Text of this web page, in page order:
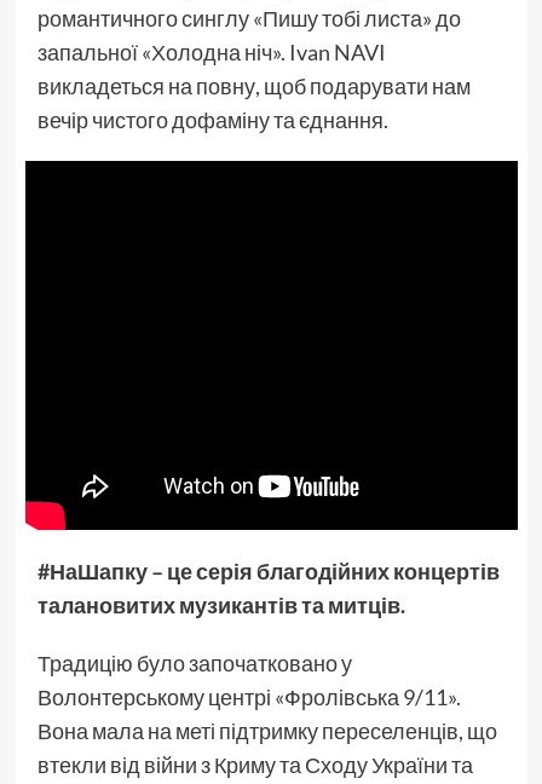
романтичного синглу «Пишу тобі листа» до
запальної «Холодна ніч». Ivan NAVI
викладеться на повну, щоб подарувати нам
вечір чистого дофаміну та єднання.
#НаШапку– це серія благодійних концертів
талановитих музикантів та митців.
Традицію було започатковано у
Волонтерському центрі «Фролівська 9/11».
Вона мала на меті підтримку переселенців, що
втекли від війни з Криму та Сходу України та